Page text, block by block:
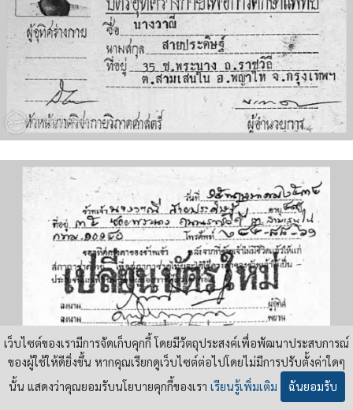
เว็บไซต์ของเรามีการจัดเก็บคุกกี้ โดยมีวัตถุประสงค์เพื่อพัฒนาประสบการณ์
ของผู้ใช้ให้ดียิ่งขึ้น หากคุณเรียกดูเว็บไซต์ต่อไปโดยไม่มีการปรับตั้งค่าใดๆ
นั้น แสดงว่าคุณยอมรับนโยบายคุกกี้ของเรา เรียนรู้เพิ่มเติม ฉันยอมรับ